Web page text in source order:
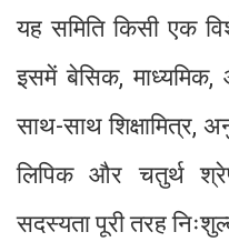
यह समिति किसी एक
इसमें बेसिक, माध्यमिक,
साथ-साथ शिक्षामित्र,
लिपिक और चतुर्थ
सदस्यता पूरी तरह